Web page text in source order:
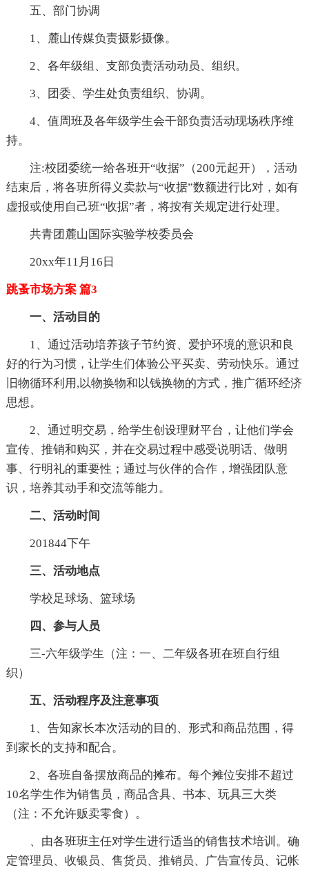
五、部门协调
1、麓山传媒负责摄影摄像。
2、各年级组、支部负责活动动员、组织。
3、团委、学生处负责组织、协调。
4、值周班及各年级学生会干部负责活动现场秩序维
持。
注:校团委统一给各班开“收据”（200元起开），活动
结束后，将各班所得义卖款与“收据”数额进行比对，如有
虚报或使用自己班“收据”者，将按有关规定进行处理。
共青团麓山国际实验学校委员会
20xx年11月16日
跳蚤市场方案 篇3
一、活动目的
1、通过活动培养孩子节约资、爱护环境的意识和良
好的行为习惯，让学生们体验公平买卖、劳动快乐。通过
旧物循环利用,以物换物和以钱换物的方式，推广循环经济
思想。
2、通过明交易，给学生创设理财平台，让他们学会
宣传、推销和购买，并在交易过程中感受说明话、做明
事、行明礼的重要性；通过与伙伴的合作，增强团队意
识，培养其动手和交流等能力。
二、活动时间
201844下午
三、活动地点
学校足球场、篮球场
四、参与人员
三-六年级学生（注：一、二年级各班在班自行组
织）
五、活动程序及注意事项
1、告知家长本次活动的目的、形式和商品范围，得
到家长的支持和配合。
2、各班自备摆放商品的摊布。每个摊位安排不超过
10名学生作为销售员，商品含具、书本、玩具三大类
（注：不允许贩卖零食）。
、由各班班主任对学生进行适当的销售技术培训。确
定管理员、收银员、售货员、推销员、广告宣传员、记帐